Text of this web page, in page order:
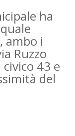
ha
ambo i
Ruzzo
43 e
del